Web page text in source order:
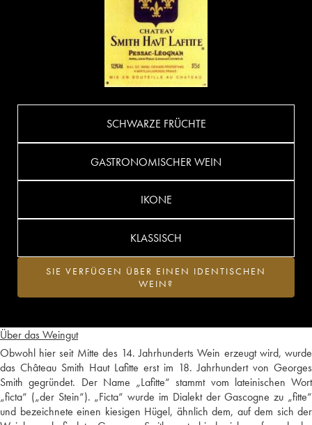
Über das Weingut
Obwohl hier seit Mitte des 14. Jahrhunderts Wein erzeugt wird, wurde
das Château Smith Haut Lafitte erst im 18. Jahrhundert von Georges
Smith gegründet. Der Name „Lafitte“ stammt vom lateinischen Wort
„ficta“ („der Stein“). „Ficta“ wurde im Dialekt der Gascogne zu „fitte“
und bezeichnete einen kiesigen Hügel, ähnlich dem, auf dem sich der
SCHWARZE FRÜCHTE
GASTRONOMISCHER WEIN
IKONE
KLASSISCH
SIE VERFÜGEN ÜBER EINEN IDENTISCHEN
WEIN?